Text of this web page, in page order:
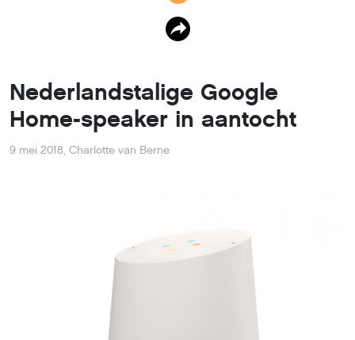
Nederland uit, nadat spraakassistent Google Assistant
Assistant voor Android en iOS krijgt dit jaar Nederlandse
ondersteuning, maar een precieze datum is nog niet
bekend. De Google Home-speaker volgt. De slimme
speaker kwam eind 2016 al op de markt, maar werd niet